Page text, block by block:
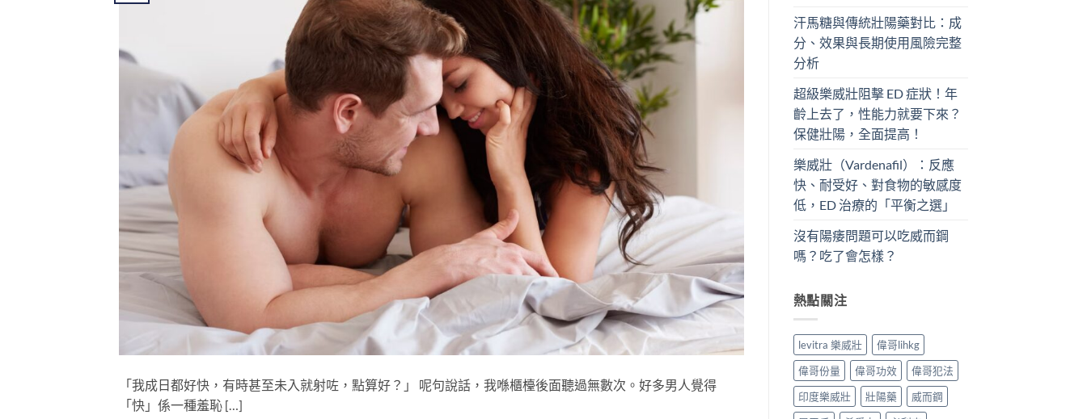
「我成日都好快，有時甚至未入就射咗，點算好？」 呢句說話，我喺櫃檯後面聽過無數次。好多男人覺得
「快」係一種羞恥 […]
汗馬糖與傳統壯陽藥對比：成
分、效果與長期使用風險完整
分析
超級樂威壯阻擊 ED 症狀！年
齡上去了，性能力就要下來？
保健壯陽，全面提高！
樂威壯（Vardenafil）：反應
快、耐受好、對食物的敏感度
低，ED 治療的「平衡之選」
沒有陽痿問題可以吃威而鋼
嗎？吃了會怎樣？
熱點關注
levitra 樂威壯
偉哥lihkg
偉哥份量
偉哥功效
偉哥犯法
印度樂威壯
壯陽藥
威而鋼